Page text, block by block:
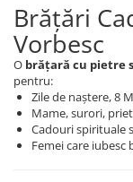
Brățări
Vorbesc
O brățară cu pietre
pentru:
Zile de naștere, 8
Mame, surori,
Cadouri spirituale
Femei care iubesc